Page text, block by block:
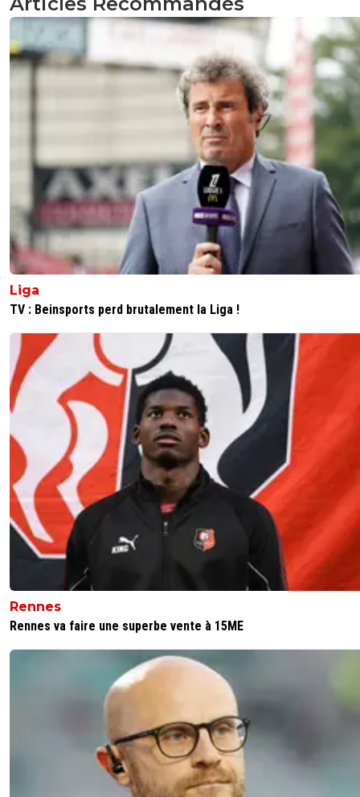
Liga
TV : Beinsports perd brutalement la Liga !
Rennes
Rennes va faire une superbe vente à 15ME